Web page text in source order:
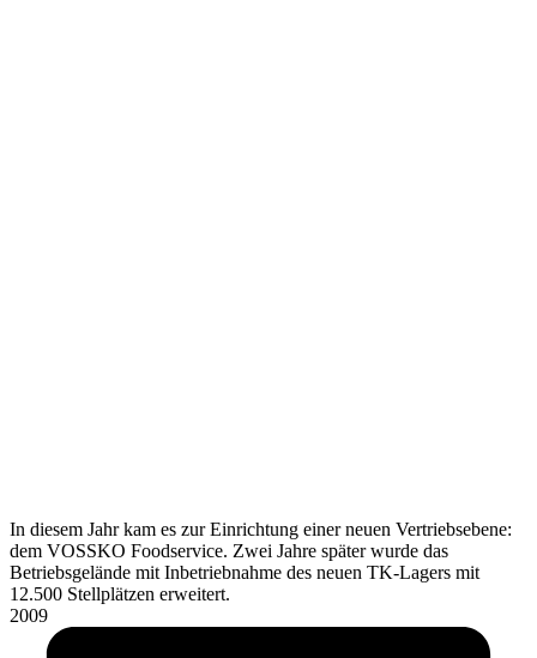
In diesem Jahr kam es zur Einrichtung einer neuen Vertriebsebene:
dem VOSSKO Foodservice. Zwei Jahre später wurde das
Betriebsgelände mit Inbetriebnahme des neuen TK-Lagers mit
12.500 Stellplätzen erweitert.
2009